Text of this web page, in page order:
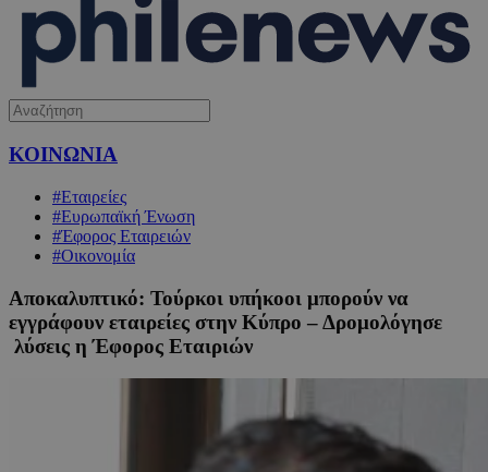
ΚΟΙΝΩΝΙΑ
#Εταιρείες
#Ευρωπαϊκή Ένωση
#Έφορος Εταιρειών
#Οικονομία
Αποκαλυπτικό: Τούρκοι υπήκοοι μπορούν να
εγγράφουν εταιρείες στην Κύπρο – Δρομολόγησε
λύσεις η Έφορος Εταιριών